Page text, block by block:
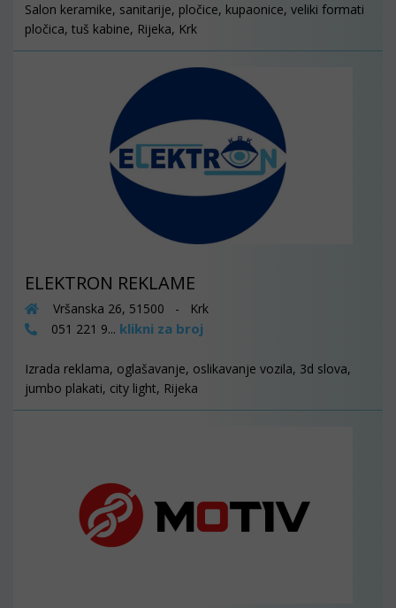
Salon keramike, sanitarije, pločice, kupaonice, veliki formati
pločica, tuš kabine, Rijeka, Krk
ELEKTRON REKLAME
Vršanska 26, 51500 - Krk
051 221 9... klikni za broj
Izrada reklama, oglašavanje, oslikavanje vozila, 3d slova,
jumbo plakati, city light, Rijeka